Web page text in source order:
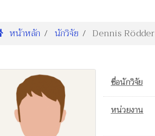
หน้าหลัก นักวิจัย Dennis Rödder
ชื่อนักวิจัย
หน่วยงาน